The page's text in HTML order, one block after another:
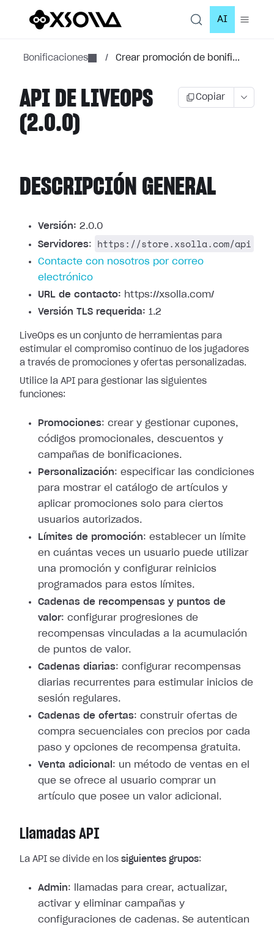
AI
Bonificaciones / Crear promoción de bonifi...
API DE LIVEOPS
(2.0.0)
Copiar
DESCRIPCIÓN GENERAL
Versión: 2.0.0
Servidores: https://store.xsolla.com/api
Contacte con nosotros por correo
electrónico
URL de contacto: https://xsolla.com/
Versión TLS requerida: 1.2
LiveOps es un conjunto de herramientas para
estimular el compromiso continuo de los jugadores
a través de promociones y ofertas personalizadas.
Utilice la API para gestionar las siguientes
funciones:
Promociones: crear y gestionar cupones,
códigos promocionales, descuentos y
campañas de bonificaciones.
Personalización: especificar las condiciones
para mostrar el catálogo de artículos y
aplicar promociones solo para ciertos
usuarios autorizados.
Límites de promoción: establecer un límite
en cuántas veces un usuario puede utilizar
una promoción y configurar reinicios
programados para estos límites.
Cadenas de recompensas y puntos de
valor: configurar progresiones de
recompensas vinculadas a la acumulación
de puntos de valor.
Cadenas diarias: configurar recompensas
diarias recurrentes para estimular inicios de
sesión regulares.
Cadenas de ofertas: construir ofertas de
compra secuenciales con precios por cada
paso y opciones de recompensa gratuita.
Venta adicional : un método de ventas en el
que se ofrece al usuario comprar un
artículo que posee un valor adicional.
Llamadas API
La API se divide en los siguientes grupos:
Admin: llamadas para crear, actualizar,
activar y eliminar campañas y
configuraciones de cadenas. Se autentican